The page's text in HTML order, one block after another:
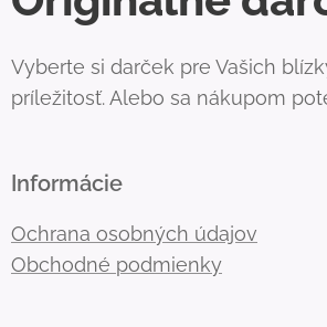
Vyberte si darček pre Vašich
príležitosť. Alebo sa nákupom
Informácie
Ochrana osobných údajov
Obchodné podmienky